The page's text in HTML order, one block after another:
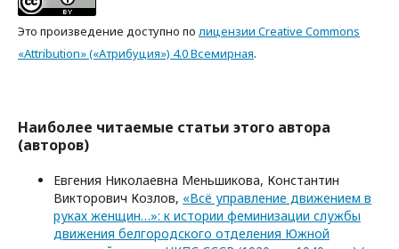
Это произведение доступно по лицензии Creative Commons
«Attribution» («Атрибуция») 4.0 Всемирная.
Наиболее читаемые статьи этого автора
(авторов)
Евгения Николаевна Меньшикова, Константин
Викторович Козлов, «Всё управление движением в
руках женщин…»: к истории феминизации службы
движения белгородского отделения Южной